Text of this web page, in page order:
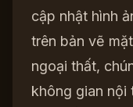
cập nhật hình
trên bản vẽ
ngoại thất,
không gian nội